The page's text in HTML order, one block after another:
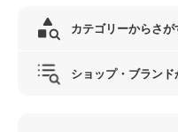
カテゴリーからさが
ショップ・ブラン